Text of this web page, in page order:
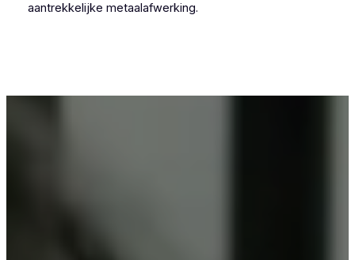
aantrekkelijke metaalafwerking.